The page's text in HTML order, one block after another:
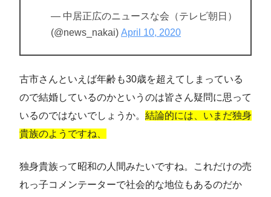
— 中居正広のニュースな会（テレビ朝日）
(@news_nakai) April 10, 2020
古市さんといえば年齢も30歳を超えてしまっている
ので結婚しているのかというのは皆さん疑問に思って
いるのではないでしょうか。 結論的には、いまだ独身
貴族のようですね、
独身貴族って昭和の人間みたいですね。これだけの売
れっ子コメンテーターで社会的な地位もあるのだか